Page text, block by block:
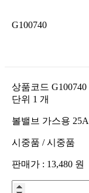
G100740
상품코드 G100740
단위 1 개
볼밸브 가스용 25A
시중품 / 시중품
판매가 : 13,480 원